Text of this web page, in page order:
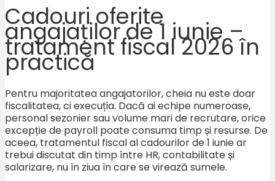
Cadouri oferite
angajaților de 1 iunie –
tratament fiscal 2026 în
practică
Pentru majoritatea angajatorilor, cheia nu este doar
fiscalitatea, ci execuția. Dacă ai echipe numeroase,
personal sezonier sau volume mari de recrutare, orice
excepție de payroll poate consuma timp și resurse. De
aceea, tratamentul fiscal al cadourilor de 1 iunie ar
trebui discutat din timp între HR, contabilitate și
salarizare, nu în ziua în care se virează sumele.